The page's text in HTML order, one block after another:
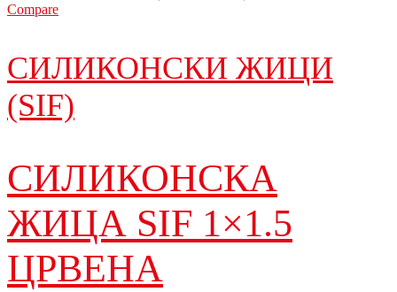
Compare
СИЛИКОНСКИ ЖИЦИ
(SIF)
СИЛИКОНСКА
ЖИЦА SIF 1×1.5
ЦРВЕНА